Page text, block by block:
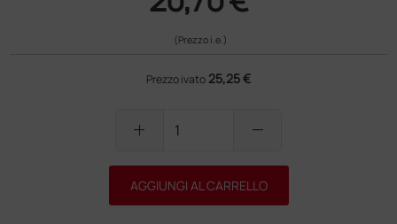
(Prezzo i.e.)
Prezzo ivato 25,25 €
add remove
AGGIUNGI AL CARRELLO